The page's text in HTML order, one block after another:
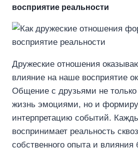
восприятие реальности
Дружеские отношения
влияние на наше восприятие
Общение с друзьями не
жизнь эмоциями, но и
интерпретацию событий.
воспринимает реальность
собственного опыта и